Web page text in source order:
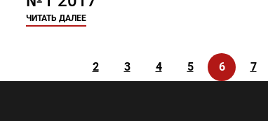
ЧИТАТЬ ДАЛЕЕ
2 3 4 5 6 7